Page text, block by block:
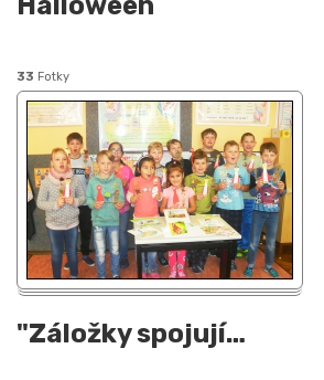
33 Fotky
"Záložky spojují…